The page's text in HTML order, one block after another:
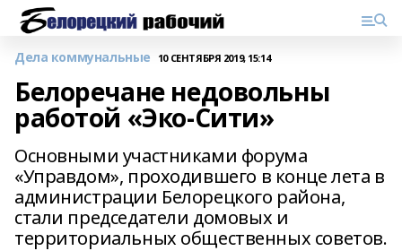
Дела коммунальные 10 СЕНТЯБРЯ 2019, 15:14
Белоречане недовольны
работой «Эко-Сити»
Основными участниками форума
«Управдом», проходившего в конце лета в
администрации Белорецкого района,
стали председатели домовых и
территориальных общественных советов.